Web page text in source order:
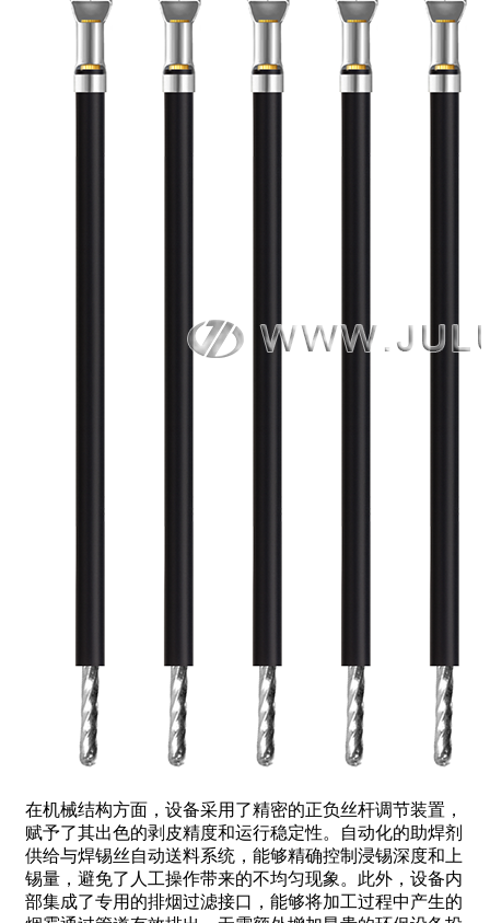
在机械结构方面，设备采用了精密的正负丝杆调节装置，
赋予了其出色的剥皮精度和运行稳定性。自动化的助焊剂
供给与焊锡丝自动送料系统，能够精确控制浸锡深度和上
锡量，避免了人工操作带来的不均匀现象。此外，设备内
部集成了专用的排烟过滤接口，能够将加工过程中产生的